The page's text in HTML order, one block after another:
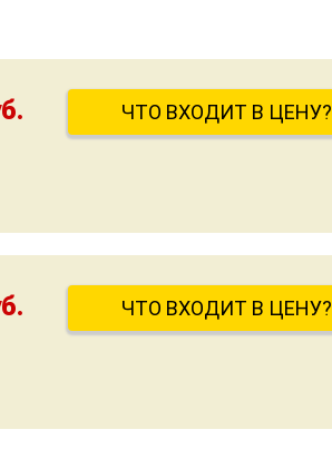
ЧТО ВХОДИТ В ЦЕНУ?
ЧТО ВХОДИТ В ЦЕНУ?